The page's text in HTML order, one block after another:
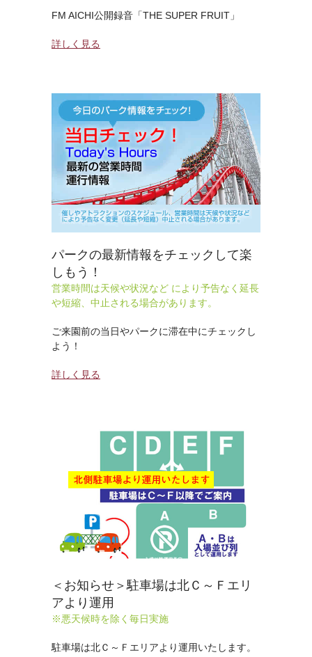
FM AICHI公開録音「THE SUPER FRUIT」
詳しく見る
パークの最新情報をチェックして楽
しもう！
営業時間は天候や状況など により予告なく延長
や短縮、中止される場合があります。
ご来園前の当日やパークに滞在中にチェックし
よう！
詳しく見る
＜お知らせ＞駐車場は北Ｃ～Ｆエリ
アより運用
※悪天候時を除く毎日実施
駐車場は北Ｃ～Ｆエリアより運用いたします。